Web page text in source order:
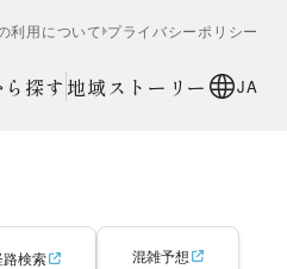
利用について プライバシーポリシー
探す 地域ストーリー JA
路検索 混雑予想